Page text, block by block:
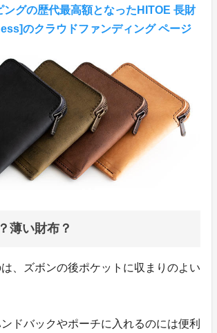
グの歴代最高額となったHITOE 長財
のクラウドファンディング ページ
薄い財布？
、ズボンの後ポケットに収まりのよい
ドバックやポーチに入れるのには便利